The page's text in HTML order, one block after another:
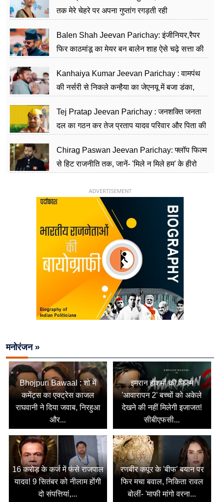
तक मेरे चेहरे पर अपना गुप्तांग रगड़ती रही
Balen Shah Jeevan Parichay: इंजीनियर,रैपर
फिर काठमांडू का मेयर बन बालेन शाह ऐसे चढ़े सत्ता की
Kanhaiya Kumar Jeevan Parichay : वामपंथ
की नर्सरी से निकले कन्हैया का जेएनयू में बजा डंका,
Tej Pratap Jeevan Parichay : जनशक्ति जनता
दल का गठन कर तेज प्रताप यादव परिवार और पिता की
Chirag Paswan Jeevan Parichay: फ्लॉप फिल्म
से हिट राजनीति तक, जानें- 'मिले न मिले हम' के हीरो
ADVERTISEMENT
मनोरंजन »
Bhojpuri Bawaal : शो में
कमेंट्स का एक्ट्रेस काजल
राघवानी ने दिया जवाब, निरहुआ
और...
इमरान हाशमी की फिल्म
'आवारापन 2' बच्चों को अकेले
देखने की नहीं मिलेगी इजाजत!
सीबीएफसी...
16 करोड़ के कर्ज में फंसे राजपाल
यादव! 9 सितंबर को नीलाम होंगी
दो संपत्तियां,...
रणबीर कपूर के 'बीफ' बयान पर
फिर मचा बवाल, निकिता रावल
बोलीं- 'माफी मांगो वरना...